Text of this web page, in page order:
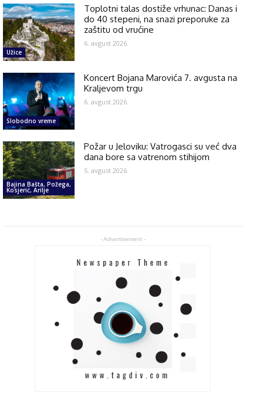
Užice
Toplotni talas dostiže vrhunac: Danas i
do 40 stepeni, na snazi preporuke za
zaštitu od vrućine
6. avgust 2026.
Slobodno vreme
Koncert Bojana Marovića 7. avgusta na
Kraljevom trgu
6. avgust 2026.
Bajina Bašta, Požega,
Kosjerić, Arilje
Požar u Jeloviku: Vatrogasci su već dva
dana bore sa vatrenom stihijom
5. avgust 2026.
- Advertisement -